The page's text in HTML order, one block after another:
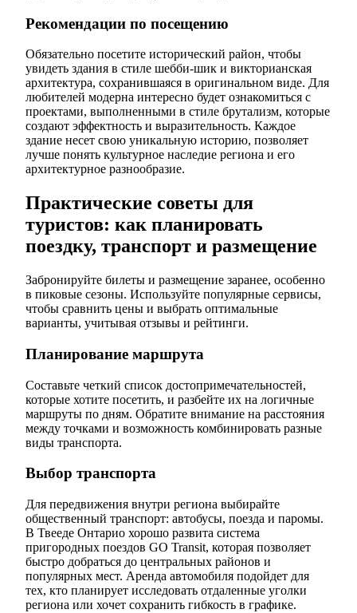
Рекомендации по посещению
Обязательно посетите исторический район, чтобы
увидеть здания в стиле шебби-шик и викторианская
архитектура, сохранившаяся в оригинальном виде. Для
любителей модерна интересно будет ознакомиться с
проектами, выполненными в стиле брутализм, которые
создают эффектность и выразительность. Каждое
здание несет свою уникальную историю, позволяет
лучше понять культурное наследие региона и его
архитектурное разнообразие.
Практические советы для
туристов: как планировать
поездку, транспорт и размещение
Забронируйте билеты и размещение заранее, особенно
в пиковые сезоны. Используйте популярные сервисы,
чтобы сравнить цены и выбрать оптимальные
варианты, учитывая отзывы и рейтинги.
Планирование маршрута
Составьте четкий список достопримечательностей,
которые хотите посетить, и разбейте их на логичные
маршруты по дням. Обратите внимание на расстояния
между точками и возможность комбинировать разные
виды транспорта.
Выбор транспорта
Для передвижения внутри региона выбирайте
общественный транспорт: автобусы, поезда и паромы.
В Твееде Онтарио хорошо развита система
пригородных поездов GO Transit, которая позволяет
быстро добраться до центральных районов и
популярных мест. Аренда автомобиля подойдет для
тех, кто планирует исследовать отдаленные уголки
региона или хочет сохранить гибкость в графике.